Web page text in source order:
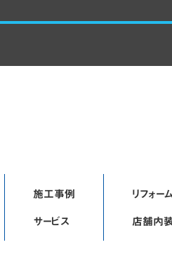
施工事例
サービス
リフォー
店舗内